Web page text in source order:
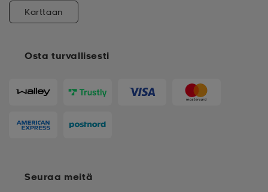
Osta turvallisesti
Karttaan
Seuraa meitä